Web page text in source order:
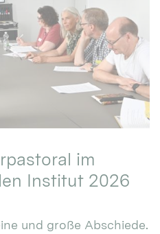
im
Institut 2026
und große Abschiede.